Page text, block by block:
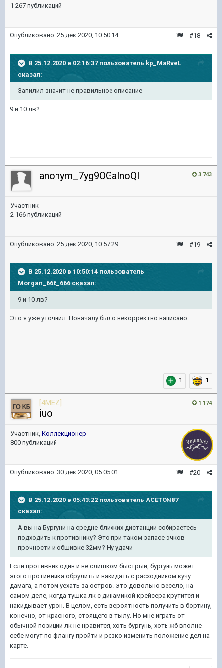
1 267 публикаций
#18
Опубликовано: 25 дек 2020, 10:50:14
В 25.12.2020 в 02:16:37 пользователь kp_MaRveL
сказал:
Запилил значит не правильное описание
9 и 10 лв?
3 743
anonym_7yg9OGalnoQI
Участник
2 166 публикаций
#19
Опубликовано: 25 дек 2020, 10:57:29
В 25.12.2020 в 10:50:14 пользователь
Morgan_666_666сказал:
9 и 10 лв?
Это я уже уточнил. Поначалу было некорректно написано.
1 1
1 174
[4MEZ]
iuo
Участник, Коллекционер
800 публикаций
#20
Опубликовано: 30 дек 2020, 05:05:01
В 25.12.2020 в 05:43:22 пользователь ACETON87
сказал:
А вы на Бургуни на средне-блихких дистанции собираетесь
подходить к противнику? Это при таком запасе очков
прочности и обшивке 32мм? Ну удачи
Если противник один и не слишком быстрый, бургунь может
этого противника обрулить и накидать с расходником кучу
дамага, а потом уехать за остров. Это довольно весело, на
самом деле, когда тушка лк с динамикой крейсера крутится и
накидывает урон. В целом, есть вероятность получить в бортину,
конечно, от красного, стоящего в тылу. Но мне играть от
обычной позиции лк не нравится, хоть бургунь, хоть жб вполне
себе могут по флангу пройти и резко изменить положение дел на
карте.